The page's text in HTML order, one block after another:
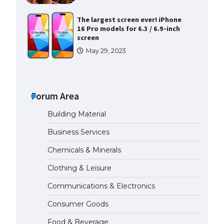
The largest screen ever! iPhone
16 Pro models for 6.3 / 6.9-inch
screen
May 29, 2023
to Know
The Ultimate Guide to Meeting
the Requirements for Studying in
the USA
Visa Eligibility
April 22, 2022
Forum Area
Building Material
Business Services
Chemicals & Minerals
Clothing & Leisure
Communications & Electronics
Consumer Goods
Food & Beverage